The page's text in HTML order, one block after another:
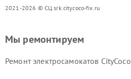
2021-2026 © СЦ srk.citycoco-fix.ru
Мы ремонтируем
Ремонт электросамокатов CityCoco